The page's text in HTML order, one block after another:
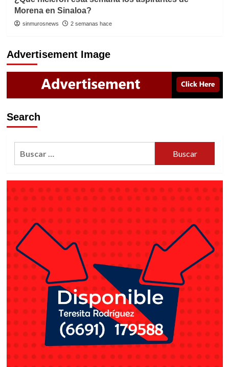
Morena en Sinaloa?
sinmurosnews 2 semanas hace
Advertisement Image
Search